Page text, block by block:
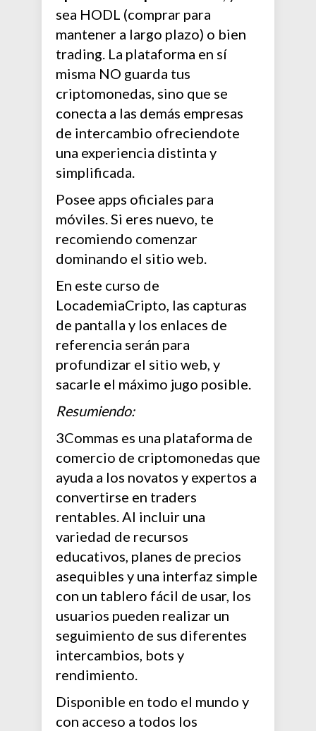
sea HODL (comprar para
mantener a largo plazo) o bien
trading. La plataforma en sí
misma NO guarda tus
criptomonedas, sino que se
conecta a las demás empresas
de intercambio ofreciendote
una experiencia distinta y
simplificada.
Posee apps oficiales para
móviles. Si eres nuevo, te
recomiendo comenzar
dominando el sitio web.
En este curso de
LocademiaCripto, las capturas
de pantalla y los enlaces de
referencia serán para
profundizar el sitio web, y
sacarle el máximo jugo posible.
Resumiendo:
3Commas es una plataforma de
comercio de criptomonedas que
ayuda a los novatos y expertos a
convertirse en traders
rentables. Al incluir una
variedad de recursos
educativos, planes de precios
asequibles y una interfaz simple
con un tablero fácil de usar, los
usuarios pueden realizar un
seguimiento de sus diferentes
intercambios, bots y
rendimiento.
Disponible en todo el mundo y
con acceso a todos los